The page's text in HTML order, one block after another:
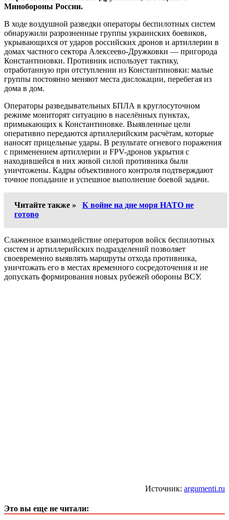
Минобороны России.
В ходе воздушной разведки операторы беспилотных систем
обнаружили разрозненные группы украинских боевиков,
укрывающихся от ударов российских дронов и артиллерии в
домах частного сектора Алексеево-Дружковки — пригорода
Константиновки. Противник использует тактику,
отработанную при отступлении из Константиновки: малые
группы постоянно меняют места дислокации, перебегая из
дома в дом.
Операторы разведывательных БПЛА в круглосуточном
режиме мониторят ситуацию в населённых пунктах,
примыкающих к Константиновке. Выявленные цели
оперативно передаются артиллерийским расчётам, которые
наносят прицельные удары. В результате огневого поражения
с применением артиллерии и FPV-дронов укрытия с
находившейся в них живой силой противника были
уничтожены. Кадры объективного контроля подтверждают
точное попадание и успешное выполнение боевой задачи.
Читайте также »
К войне на дне моря НАТО не
готово
Слаженное взаимодействие операторов войск беспилотных
систем и артиллерийских подразделений позволяет
своевременно выявлять маршруты отхода противника,
уничтожать его в местах временного сосредоточения и не
допускать формирования новых рубежей обороны ВСУ.
Источник: argumenti.ru
Это вы еще не читали: